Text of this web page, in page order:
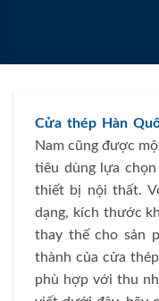
Cửa thép Hàn
Nam cũng được
tiêu dùng lựa
thiết bị nội thất.
dạng, kích thước
thay thế cho sản
thành của cửa
phù hợp với thu